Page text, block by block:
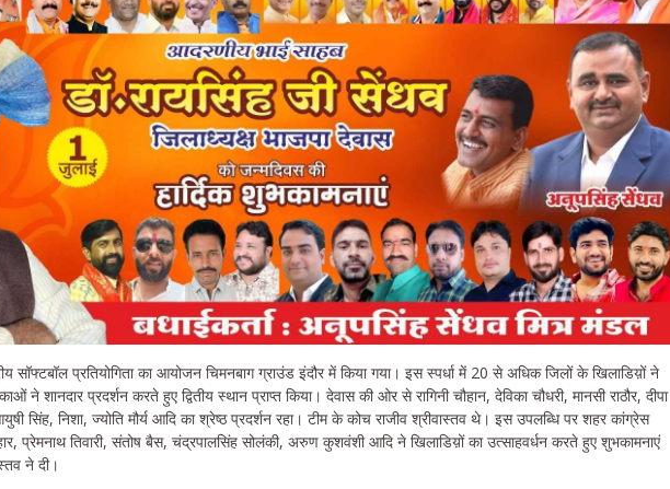
सॉफ्टबॉल प्रतियोगिता का आयोजन चिमनबाग ग्राउंड इंदौर में किया गया। इस स्पर्धा में 20 से अधिक जिलों के खिलाडिय़ों ने
ने शानदार प्रदर्शन करते हुए द्वितीय स्थान प्राप्त किया। देवास की ओर से रागिनी चौहान, देविका चौधरी, मानसी राठौर, दीपा
सिंह, निशा, ज्योति मौर्य आदि का श्रेष्ठ प्रदर्शन रहा। टीम के कोच राजीव श्रीवास्तव थे। इस उपलब्धि पर शहर कांग्रेस
प्रेमनाथ तिवारी, संतोष बैस, चंद्रपालसिंह सोलंकी, अरुण कुशवंशी आदि ने खिलाडिय़ों का उत्साहवर्धन करते हुए शुभकामनाएं
ने दी।